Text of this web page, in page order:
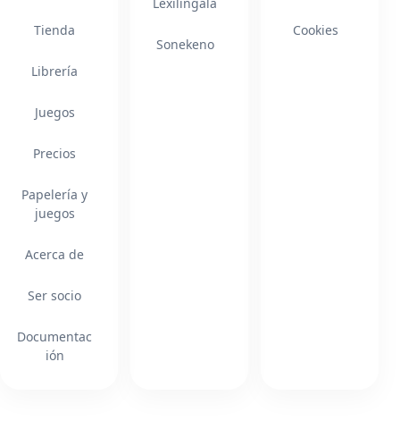
Tienda
Librería
Juegos
Precios
Papelería y
juegos
Acerca de
Ser socio
Documentac
ión
Sonekeno
Cookies